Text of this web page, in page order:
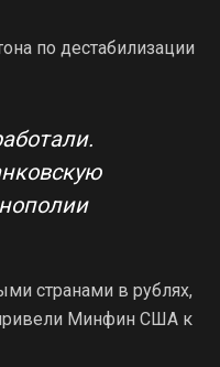
по дестабилизации
странами в рублях,
Минфин США к